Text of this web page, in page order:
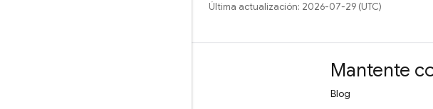
Última actualización: 2026-07-29 (UTC)
Mantente
Blog